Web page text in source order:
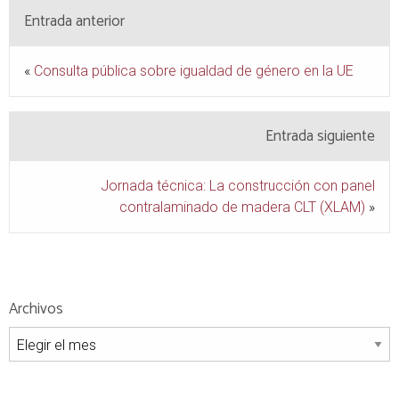
Entrada anterior
« Consulta pública sobre igualdad de género en la UE
Entrada siguiente
Jornada técnica: La construcción con panel
contralaminado de madera CLT (XLAM) »
Archivos
Archivos